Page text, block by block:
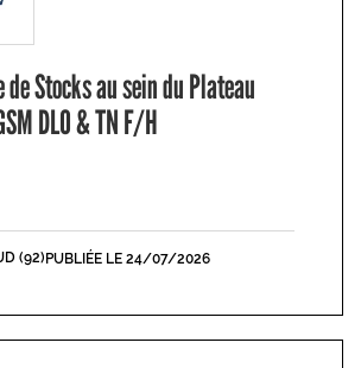
Stocks au sein du Plateau
DLO & TN F/H
(92) PUBLIÉE LE 24/07/2026